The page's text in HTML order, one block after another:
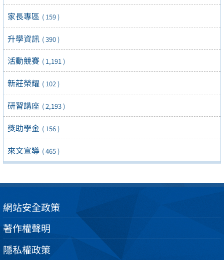
家長專區 ( 159 )
升學資訊 ( 390 )
活動競賽 ( 1,191 )
新莊榮耀 ( 102 )
研習講座 ( 2,193 )
獎助學金 ( 156 )
來文宣導 ( 465 )
網站安全政策
著作權聲明
隱私權政策